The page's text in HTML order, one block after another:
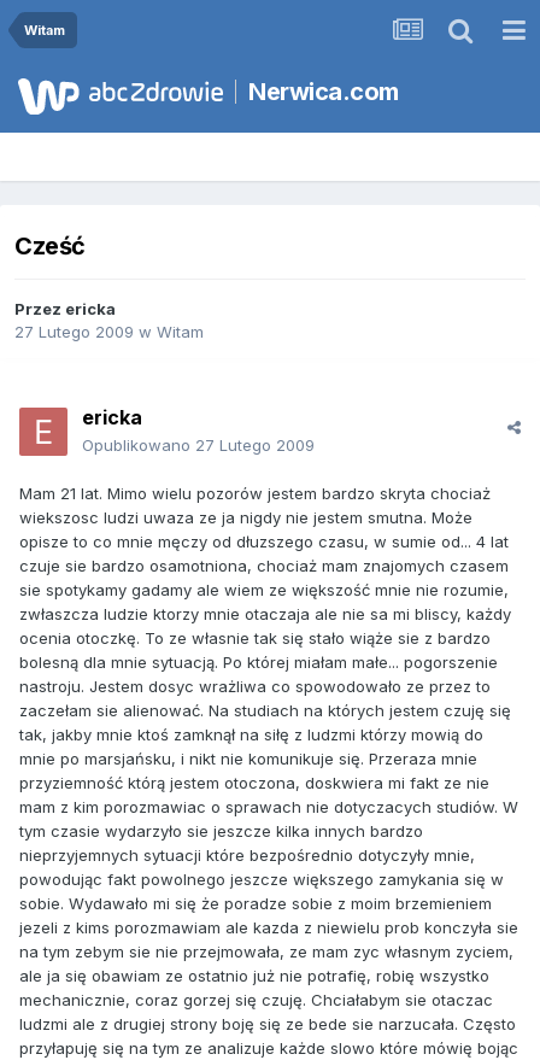
Witam
Nerwica.com
Cześć
Przez ericka
27 Lutego 2009 w Witam
ericka
Opublikowano 27 Lutego 2009
Mam 21 lat. Mimo wielu pozorów jestem bardzo skryta chociaż
wiekszosc ludzi uwaza ze ja nigdy nie jestem smutna. Może
opisze to co mnie męczy od dłuzszego czasu, w sumie od... 4 lat
czuje sie bardzo osamotniona, chociaż mam znajomych czasem
sie spotykamy gadamy ale wiem ze większość mnie nie rozumie,
zwłaszcza ludzie ktorzy mnie otaczaja ale nie sa mi bliscy, każdy
ocenia otoczkę. To ze własnie tak się stało wiąże sie z bardzo
bolesną dla mnie sytuacją. Po której miałam małe... pogorszenie
nastroju. Jestem dosyc wrażliwa co spowodowało ze przez to
zaczełam sie alienować. Na studiach na których jestem czuję się
tak, jakby mnie ktoś zamknął na siłę z ludzmi którzy mowią do
mnie po marsjańsku, i nikt nie komunikuje się. Przeraza mnie
przyziemność którą jestem otoczona, doskwiera mi fakt ze nie
mam z kim porozmawiac o sprawach nie dotyczacych studiów. W
tym czasie wydarzyło sie jeszcze kilka innych bardzo
nieprzyjemnych sytuacji które bezpośrednio dotyczyły mnie,
powodując fakt powolnego jeszcze większego zamykania się w
sobie. Wydawało mi się że poradze sobie z moim brzemieniem
jezeli z kims porozmawiam ale kazda z niewielu prob konczyła sie
na tym zebym sie nie przejmowała, ze mam zyc własnym zyciem,
ale ja się obawiam ze ostatnio już nie potrafię, robię wszystko
mechanicznie, coraz gorzej się czuję. Chciałabym sie otaczac
ludzmi ale z drugiej strony boję się ze bede sie narzucała. Często
przyłapuję się na tym ze analizuje każde slowo które mówię bojąc